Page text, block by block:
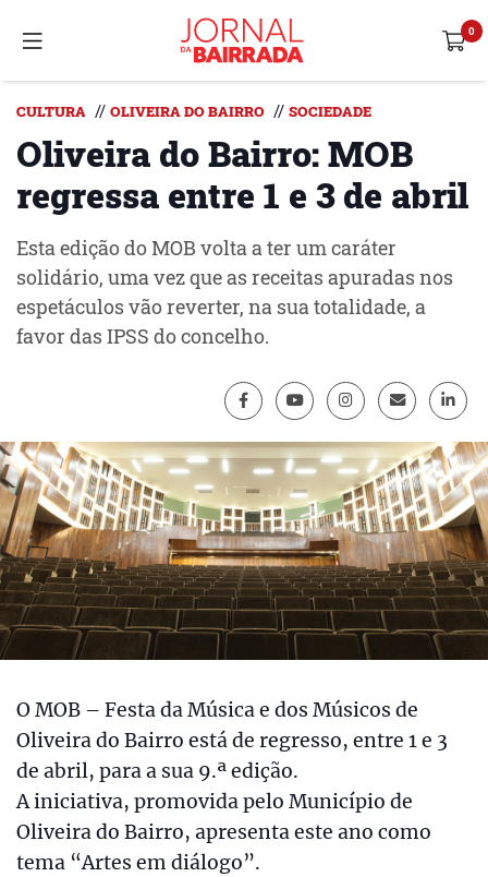
CULTURA // OLIVEIRA DO BAIRRO // SOCIEDADE
Oliveira do Bairro: MOB
regressa entre 1 e 3 de abril
Esta edição do MOB volta a ter um caráter
solidário, uma vez que as receitas apuradas nos
espetáculos vão reverter, na sua totalidade, a
favor das IPSS do concelho.
O MOB – Festa da Música e dos Músicos de
Oliveira do Bairro está de regresso, entre 1 e 3
de abril, para a sua 9.ª edição.
A iniciativa, promovida pelo Município de
Oliveira do Bairro, apresenta este ano como
tema “Artes em diálogo”.